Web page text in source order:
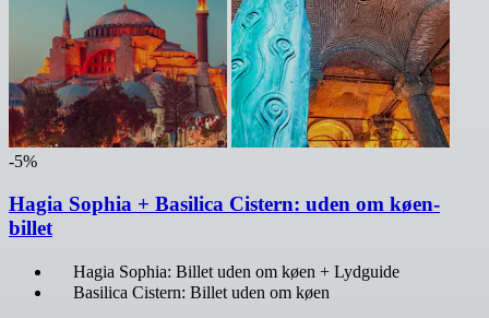
-5%
Hagia Sophia + Basilica Cistern: uden om køen-
billet
Hagia Sophia: Billet uden om køen + Lydguide
Basilica Cistern: Billet uden om køen